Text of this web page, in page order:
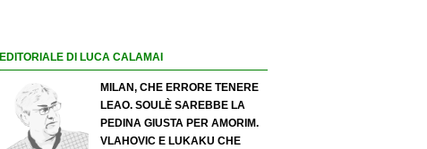
EDITORIALE DI LUCA CALAMAI
MILAN, CHE ERRORE TENERE
LEAO. SOULÈ SAREBBE LA
PEDINA GIUSTA PER AMORIM.
VLAHOVIC E LUKAKU CHE